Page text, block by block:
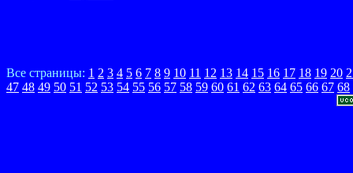
Все страницы: 1 2 3 4 5 6 7 8 9 10 11 12 13 14 15 16 17 18 19 20
47 48 49 50 51 52 53 54 55 56 57 58 59 60 61 62 63 64 65 66 67 68